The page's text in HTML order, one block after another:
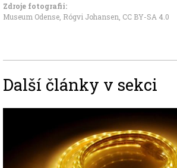
Zdroje fotografii:
Museum Odense, Rógvi Johansen CC BY-SA 4.0
Další články v sekci